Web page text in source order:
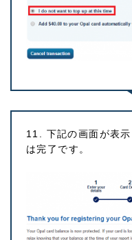
11. 下記の画面が表
は完了です。